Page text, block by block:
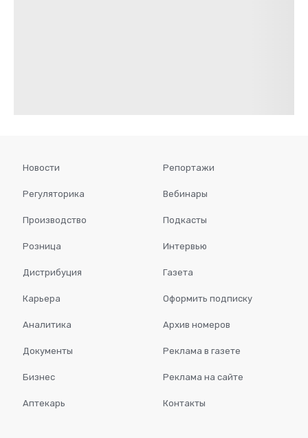
Новости
Регуляторика
Производство
Розница
Дистрибуция
Карьера
Аналитика
Документы
Бизнес
Аптекарь
Репортажи
Вебинары
Подкасты
Интервью
Газета
Оформить подписку
Архив номеров
Реклама в газете
Реклама на сайте
Контакты